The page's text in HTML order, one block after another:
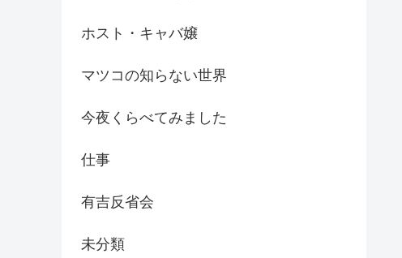
ホスト・キャバ嬢
マツコの知らない世界
今夜くらべてみました
仕事
有吉反省会
未分類